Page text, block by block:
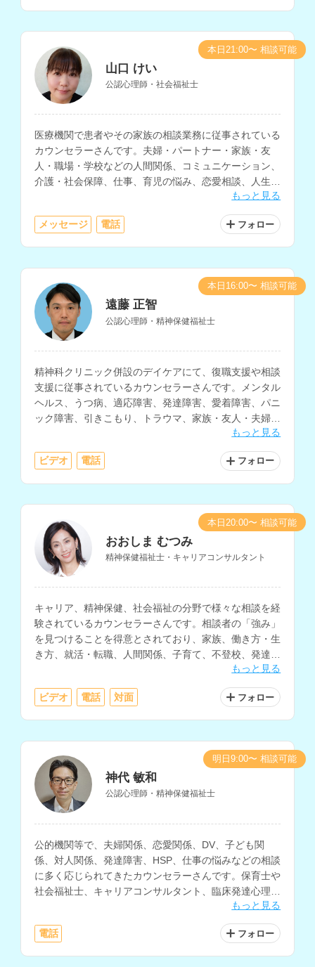
山口 けい
公認心理師・社会福祉士
医療機関で患者やその家族の相談業務に従事されている
カウンセラーさんです。夫婦・パートナー・家族・友
人・職場・学校などの人間関係、コミュニケーション、
介護・社会保障、仕事、育児の悩み、恋愛相談、人生相
談など、様々な相談内容に対応されています。もっと見る
メッセージ 電話 フォロー
本日21:00〜 相談可能
遠藤 正智
公認心理師・精神保健福祉士
精神科クリニック併設のデイケアにて、復職支援や相談
支援に従事されているカウンセラーさんです。メンタル
ヘルス、うつ病、適応障害、発達障害、愛着障害、パニ
ック障害、引きこもり、トラウマ、家族・友人・夫婦・
職場等の人間関係、生きづらさについての相談などに対
もっと見る
ビデオ 電話 フォロー
本日16:00〜 相談可能
おおしま むつみ
精神保健福祉士・キャリアコンサルタント
キャリア、精神保健、社会福祉の分野で様々な相談を経
験されているカウンセラーさんです。相談者の「強み」
を見つけることを得意とされており、家族、働き方・生
き方、就活・転職、人間関係、子育て、不登校、発達障
もっと見る
ビデオ 電話 対面 フォロー
本日20:00〜 相談可能
神代 敏和
公認心理師・精神保健福祉士
公的機関等で、夫婦関係、恋愛関係、DV、子ども関
係、対人関係、発達障害、HSP、仕事の悩みなどの相談
に多く応じられてきたカウンセラーさんです。保育士や
社会福祉士、キャリアコンサルタント、臨床発達心理士
もっと見る
電話 フォロー
明日9:00〜 相談可能